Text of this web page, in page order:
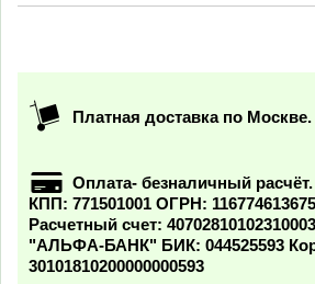
Платная доставка по Москве.
Оплата- безналичный
КПП: 771501001 ОГРН:
Расчетный счет:
"АЛЬФА-БАНК" БИК: 044525593
30101810200000000593